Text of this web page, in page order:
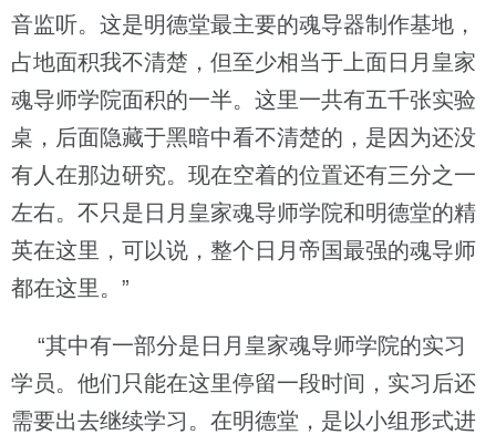
音监听。这是明德堂最主要的魂导器制作基地，
占地面积我不清楚，但至少相当于上面日月皇家
魂导师学院面积的一半。这里一共有五千张实验
桌，后面隐藏于黑暗中看不清楚的，是因为还没
有人在那边研究。现在空着的位置还有三分之一
左右。不只是日月皇家魂导师学院和明德堂的精
英在这里，可以说，整个日月帝国最强的魂导师
都在这里。”
“其中有一部分是日月皇家魂导师学院的实习
学员。他们只能在这里停留一段时间，实习后还
需要出去继续学习。在明德堂，是以小组形式进